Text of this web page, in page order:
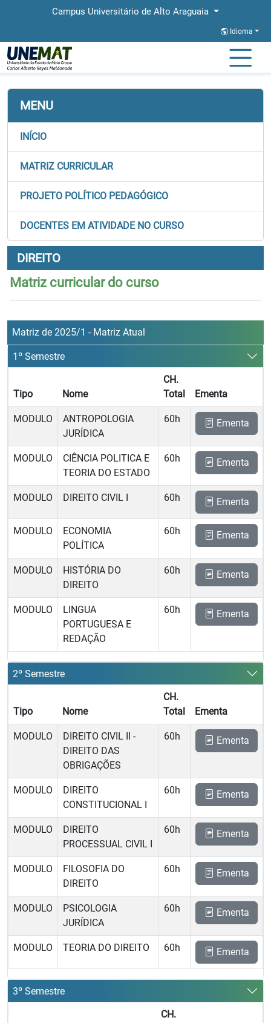
Campus Universitário de Alto Araguaia
Idioma
Página Inicial Direito Matriz
MENU
INÍCIO
MATRIZ CURRICULAR
PROJETO POLÍTICO PEDAGÓGICO
DOCENTES EM ATIVIDADE NO CURSO
DIREITO
Matriz curricular do curso
Matriz de 2025/1 - Matriz Atual
1º Semestre
Tipo Nome
CH.
Total
Ementa
MODULO
ANTROPOLOGIA
JURÍDICA
60h Ementa
MODULO
CIÊNCIA POLITICA E
TEORIA DO ESTADO
60h Ementa
MODULO DIREITO CIVIL I 60h Ementa
MODULO
ECONOMIA
POLÍTICA
60h Ementa
MODULO
HISTÓRIA DO
DIREITO
60h Ementa
MODULO
LINGUA
PORTUGUESA E
REDAÇÃO
60h Ementa
2º Semestre
Tipo Nome
CH.
Total
Ementa
MODULO
DIREITO CIVIL II -
DIREITO DAS
OBRIGAÇÕES
60h Ementa
MODULO
DIREITO
CONSTITUCIONAL I
60h Ementa
MODULO
DIREITO
PROCESSUAL CIVIL I
60h Ementa
MODULO
FILOSOFIA DO
DIREITO
60h Ementa
MODULO
PSICOLOGIA
JURÍDICA
60h Ementa
MODULO TEORIA DO DIREITO 60h Ementa
3º Semestre
CH.